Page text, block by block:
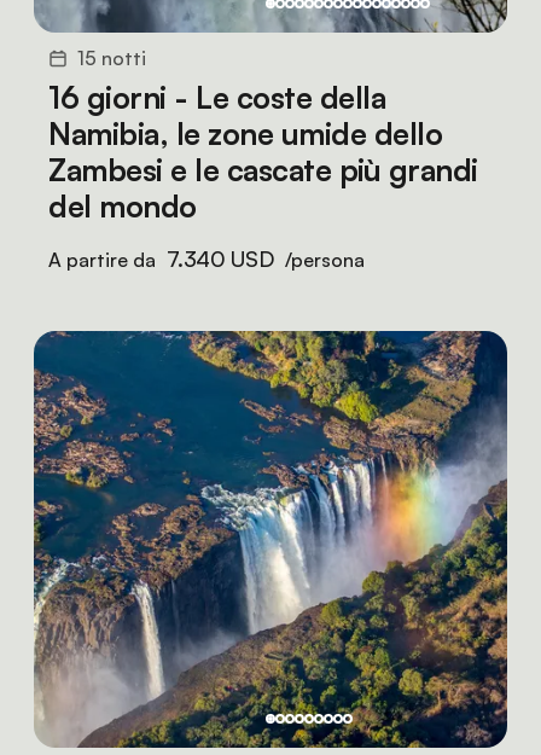
15 notti
16 giorni - Le coste della
Namibia, le zone umide dello
Zambesi e le cascate più grandi
del mondo
A partire da 7.340 USD /persona